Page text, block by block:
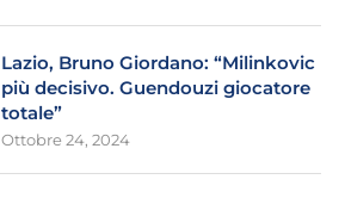
Lazio, Bruno Giordano: “Milinkovic
più decisivo. Guendouzi giocatore
totale”
Ottobre 24, 2024